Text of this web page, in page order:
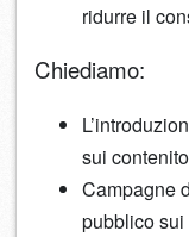
ridurre il
Chiediamo:
sui
Campagne
pubblico